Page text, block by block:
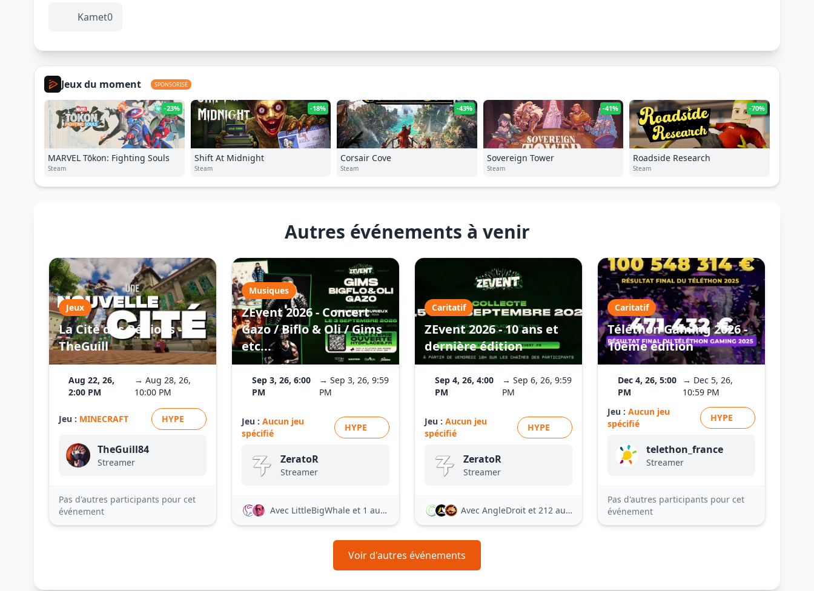
Kamet0
Jeux du moment SPONSORISÉ
-23%
MARVEL Tōkon: Fighting Souls
Steam
-18%
Shift At Midnight
Steam
-43%
Corsair Cove
Steam
-41%
Sovereign Tower
Steam
-70%
Roadside Research
Steam
Autres événements à venir
Jeux
La Cité des Régions -
TheGuill
Aug 22, 26,
2:00 PM
→ Aug 28, 26,
10:00 PM
Jeu : MINECRAFT HYPE
TheGuill84
Streamer
Pas d'autres participants pour cet
événement
Musiques
ZEvent 2026 - Concert
Gazo / Biflo & Oli / Gims
etc...
Sep 3, 26, 6:00
PM
→ Sep 3, 26, 9:59
PM
Jeu : Aucun jeu
spécifié
HYPE
ZeratoR
Streamer
Avec LittleBigWhaleet 1 autre
Caritatif
ZEvent 2026 - 10 ans et
dernière édition
Sep 4, 26, 4:00
PM
→ Sep 6, 26, 9:59
PM
Jeu : Aucun jeu
spécifié
HYPE
ZeratoR
Streamer
Avec AngleDroit et 212 autres
Caritatif
Téléthon Gaming 2026 -
10ème édition
Dec 4, 26, 5:00
PM
→ Dec 5, 26,
10:59 PM
Jeu : Aucun jeu
spécifié
HYPE
telethon_france
Streamer
Pas d'autres participants pour cet
événement
Voir d'autres événements